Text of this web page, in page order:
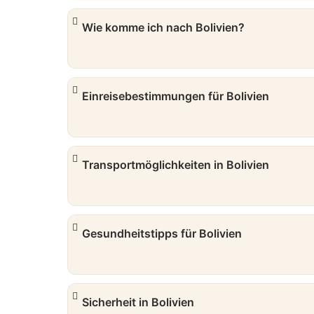
Wie komme ich nach Bolivien?
Einreisebestimmungen für Bolivien
Transportmöglichkeiten in Bolivien
Gesundheitstipps für Bolivien
Sicherheit in Bolivien